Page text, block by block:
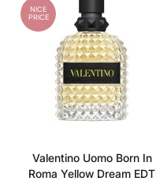
NICE
PRICE
Valentino Uomo Born In
Roma Yellow Dream EDT